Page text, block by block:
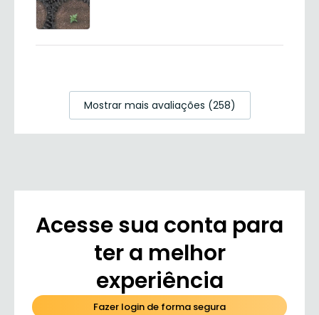
Mostrar mais avaliações (258)
Acesse sua conta para
ter a melhor
experiência
Fazer login de forma segura